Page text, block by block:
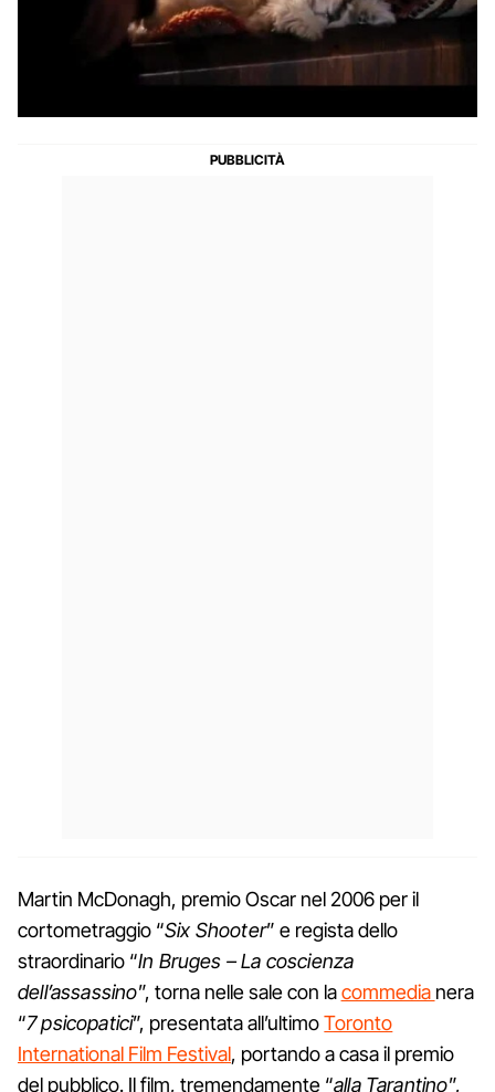
Martin McDonagh, premio Oscar nel 2006 per il
cortometraggio “Six Shooter” e regista dello
straordinario “In Bruges – La coscienza
dell’assassino”, torna nelle sale con lacommedia nera
“7 psicopatici”, presentata all’ultimoToronto
International Film Festival, portando a casa il premio
del pubblico. Il film, tremendamente “alla Tarantino”,